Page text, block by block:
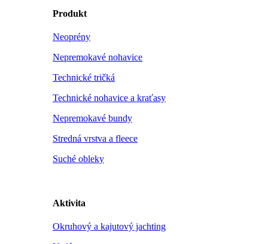
Produkt
Neoprény
Nepremokavé nohavice
Technické tričká
Technické nohavice a kraťasy
Nepremokavé bundy
Stredná vrstva a fleece
Suché obleky
Aktivita
Okruhový a kajutový jachting